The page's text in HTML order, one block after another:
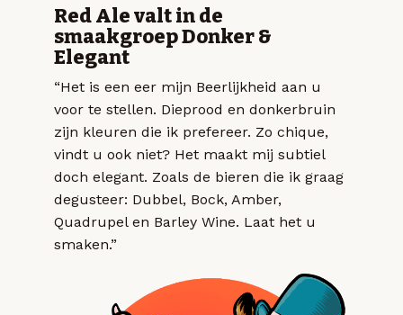
Red Ale valt in de
smaakgroep Donker &
Elegant
“Het is een eer mijn Beerlijkheid aan u
voor te stellen. Dieprood en donkerbruin
zijn kleuren die ik prefereer. Zo chique,
vindt u ook niet? Het maakt mij subtiel
doch elegant. Zoals de bieren die ik graag
degusteer: Dubbel, Bock, Amber,
Quadrupel en Barley Wine. Laat het u
smaken.”